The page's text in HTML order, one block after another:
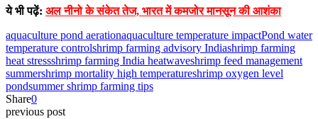
ये भी पढ़ें: अल नीनो के संकेत तेज, भारत में कमजोर मानसून की आशंका
aquaculture pond aerationaquaculture temperature impactPond water
temperature controlshrimp farming advisory Indiashrimp farming
heat stressshrimp farming India heatwaveshrimp feed management
summershrimp mortality high temperatureshrimp oxygen level
pondsummer shrimp farming tips
Share0
previous post